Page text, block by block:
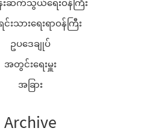
းဆက်သွယ်ရေးဝန်ကြီး
းသားရေးရာဝန်ကြီး
ဥပဒေချုပ်
အတွင်းရေးမှူး
အခြား
Archive